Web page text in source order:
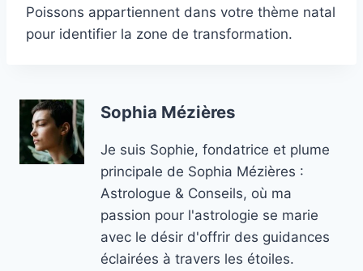
Poissons appartiennent dans votre thème natal
pour identifier la zone de transformation.
Sophia Mézières
Je suis Sophie, fondatrice et plume
principale de Sophia Mézières :
Astrologue & Conseils, où ma
passion pour l'astrologie se marie
avec le désir d'offrir des guidances
éclairées à travers les étoiles.